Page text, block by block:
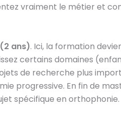
vraiment le métier et
ans). Ici, la formation
certains domaines
de recherche plus
progressive. En fin de
spécifique en orthophonie.